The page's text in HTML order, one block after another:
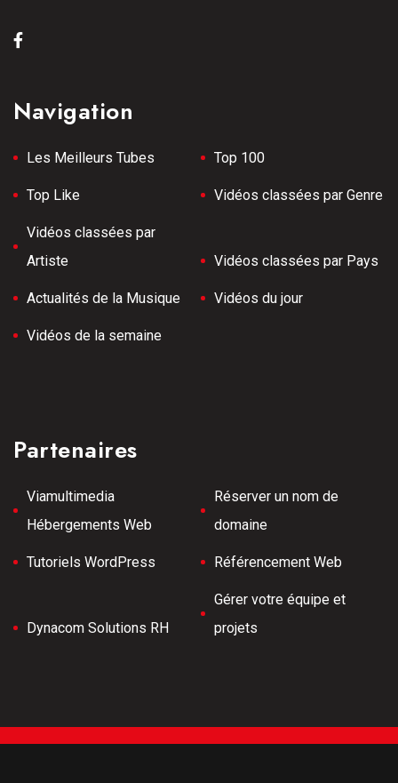
Navigation
Les Meilleurs Tubes Top 100
Top Like Vidéos classées par Genre
Vidéos classées par
Artiste
Vidéos classées par Pays
Actualités de la Musique Vidéos du jour
Vidéos de la semaine
Partenaires
Viamultimedia
Hébergements Web
Réserver un nom de
domaine
Tutoriels WordPress Référencement Web
Dynacom Solutions RH
Gérer votre équipe et
projets